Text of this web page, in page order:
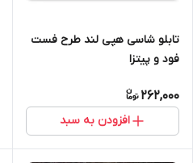
تابلو شاسی هپی لند طرح فست
فود و پیتزا
262,000
افزودن به سبد